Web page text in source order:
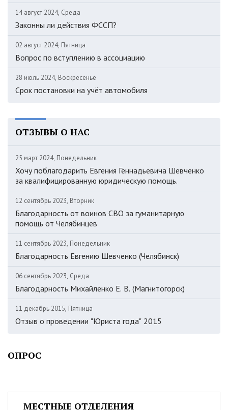
14 август 2024, Среда
Законны ли действия ФССП?
02 август 2024, Пятница
Вопрос по вступлению в ассоциацию
28 июль 2024, Воскресенье
Срок постановки на учёт автомобиля
ОТЗЫВЫ О НАС
25 март 2024, Понедельник
Хочу поблагодарить Евгения Геннадьевича Шевченко
за квалифицированную юридическую помощь.
12 сентябрь 2023, Вторник
Благодарность от воинов СВО за гуманитарную
помощь от Челябинцев
11 сентябрь 2023, Понедельник
Благодарность Евгению Шевченко (Челябинск)
06 сентябрь 2023, Среда
Благодарность Михайленко Е. В. (Магнитогорск)
11 декабрь 2015, Пятница
Отзыв о проведении "Юриста года" 2015
ОПРОС
МЕСТНЫЕ ОТДЕЛЕНИЯ